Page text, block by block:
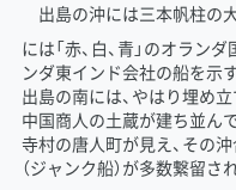
出島の沖には三本帆柱の
には「赤、白、青」のオラン
ンダ東インド会社の船を示す
出島の南には、やはり埋め
中国商人の土蔵が建ち並ん
寺村の唐人町が見え、その
（ジャンク船）が多数繋留さ